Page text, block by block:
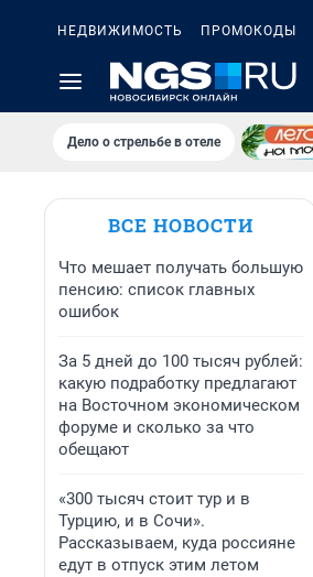
НЕДВИЖИМОСТЬ ПРОМОКОДЫ
Дело о стрельбе в отеле
ВСЕ НОВОСТИ
Что мешает получать большую
пенсию: список главных
ошибок
За 5 дней до 100 тысяч рублей:
какую подработку предлагают
на Восточном экономическом
форуме и сколько за что
обещают
«300 тысяч стоит тур и в
Турцию, и в Сочи».
Рассказываем, куда россияне
едут в отпуск этим летом